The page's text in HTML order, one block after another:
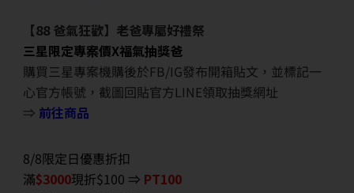
【88 爸氣狂歡】老爸專屬好禮祭
三星限定專案價X福氣抽獎爸
購買三星專案機購後於FB/IG發布開箱貼文，並標記一
心官方帳號，截圖回貼官方LINE領取抽獎網址
⇒ 前往商品
8/8限定日優惠折扣
滿$3000現折$100 ⇒ PT100